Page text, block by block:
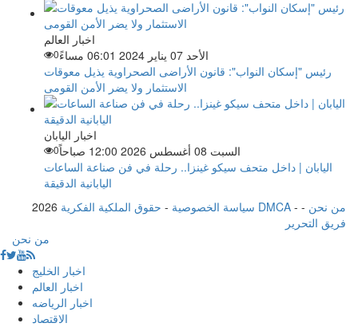
اخبار العالم
الأحد 07 يناير 2024 06:01 مساءً
0
رئيس "إسكان النواب": قانون الأراضى الصحراوية يذيل معوقات
الاستثمار ولا يضر الأمن القومى
اخبار اليابان
السبت 08 أغسطس 2026 12:00 صباحاً
0
اليابان | داخل متحف سيكو غينزا.. رحلة في فن صناعة الساعات
اليابانية الدقيقة
2026
سياسة الخصوصية - حقوق الملكية الفكرية DMCA - من نحن -
فريق التحرير
من نحن
اخبار الخليج
اخبار العالم
اخبار الرياضه
الاقتصاد